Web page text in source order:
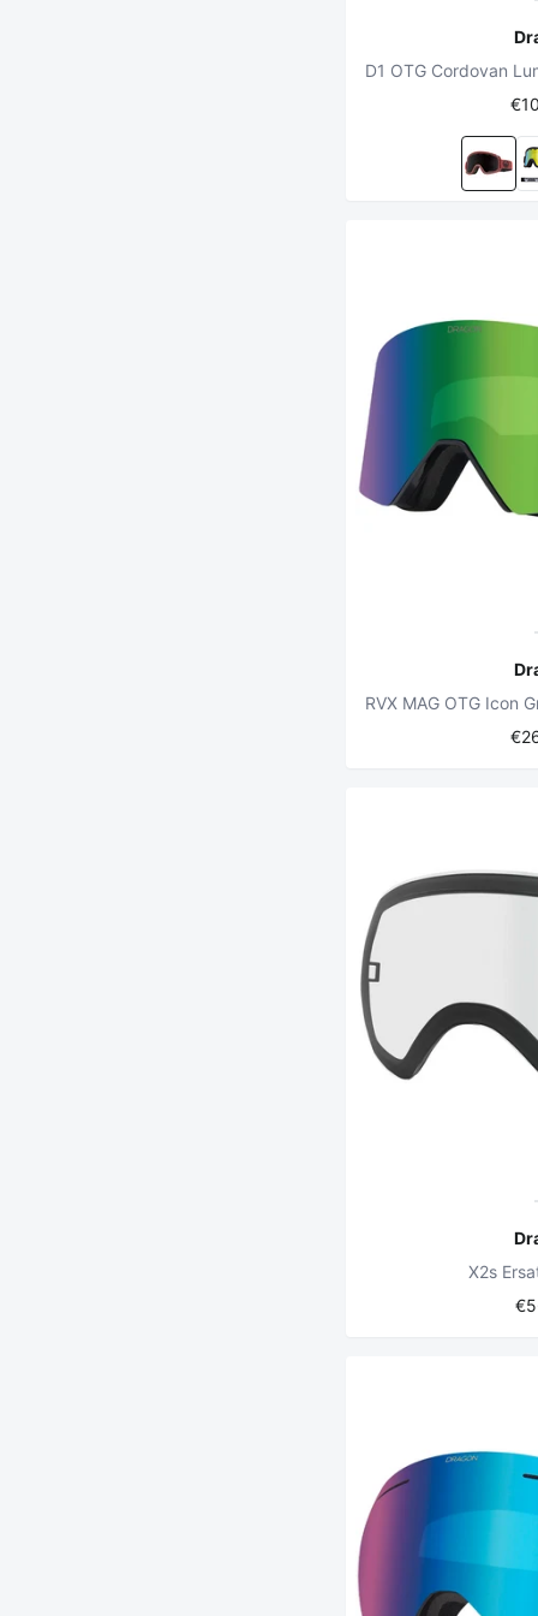
X2s